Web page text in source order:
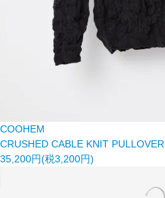
COOHEM
CRUSHED CABLE KNIT PULLOVER
35,200円(税3,200円)